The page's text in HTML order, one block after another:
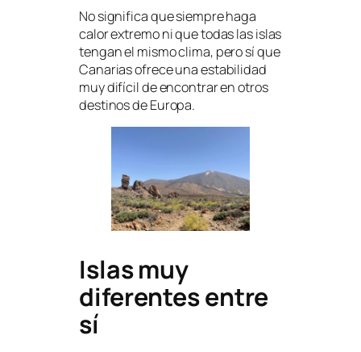
No significa que siempre haga
calor extremo ni que todas las islas
tengan el mismo clima, pero sí que
Canarias ofrece una estabilidad
muy difícil de encontrar en otros
destinos de Europa.
Islas muy
diferentes entre
sí